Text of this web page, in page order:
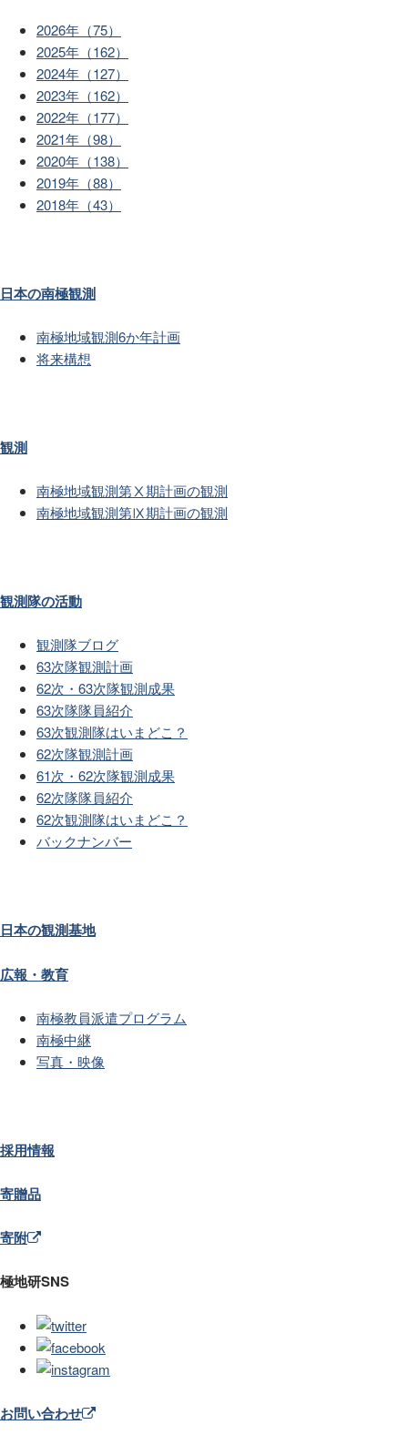
2026年（75）
2025年（162）
2024年（127）
2023年（162）
2022年（177）
2021年（98）
2020年（138）
2019年（88）
2018年（43）
日本の南極観測
南極地域観測6か年計画
将来構想
観測
南極地域観測第Ⅹ期計画の観測
南極地域観測第Ⅸ期計画の観測
観測隊の活動
観測隊ブログ
63次隊観測計画
62次・63次隊観測成果
63次隊隊員紹介
63次観測隊はいまどこ？
62次隊観測計画
61次・62次隊観測成果
62次隊隊員紹介
62次観測隊はいまどこ？
バックナンバー
日本の観測基地
広報・教育
南極教員派遣プログラム
南極中継
写真・映像
採用情報
寄贈品
寄附
極地研SNS
お問い合わせ